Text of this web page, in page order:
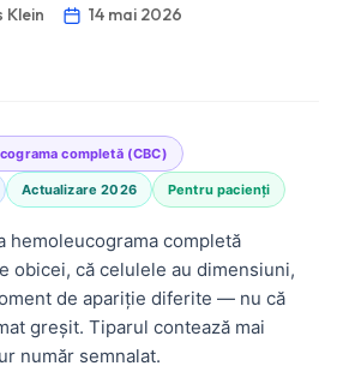
Klein
14 mai 2026
completă (CBC)
Actualizare 2026 Pentru pacienți
hemoleucograma completă
obicei, că celulele au dimensiuni,
de apariție diferite — nu că
greșit. Tiparul contează mai
număr semnalat.